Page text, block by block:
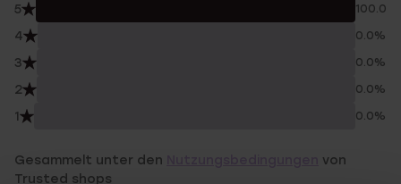
5 100.0%
4 0.0%
3 0.0%
2 0.0%
1 0.0%
Gesammelt unter den
von
Trusted shops